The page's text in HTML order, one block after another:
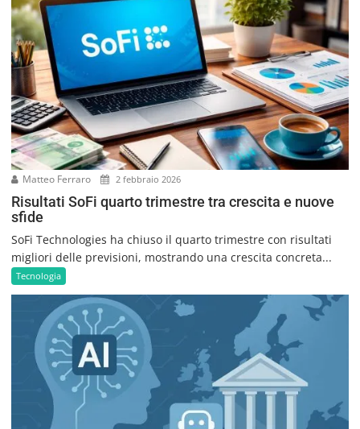
Matteo Ferraro 2 febbraio 2026
Risultati SoFi quarto trimestre tra crescita e nuove
sfide
SoFi Technologies ha chiuso il quarto trimestre con risultati
migliori delle previsioni, mostrando una crescita concreta...
Tecnologia